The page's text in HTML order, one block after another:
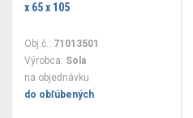
x 65 x 105
Obj.č.: 71013501
Výrobca: Sola
na objednávku
do obľúbených